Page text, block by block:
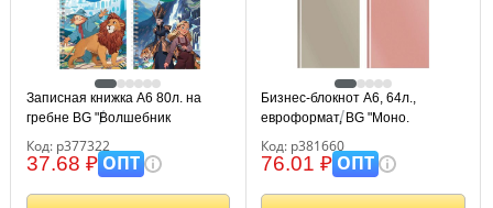
Записная книжка А6 80л. на
гребне BG "Волшебник
Код: р377322
37.68 ₽ОПТ
Бизнес-блокнот А6, 64л.,
евроформат, BG "Моно.
ламинация
Код: р381660
76.01 ₽ОПТ